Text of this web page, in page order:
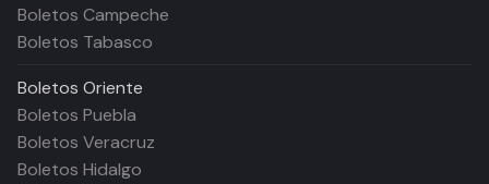
Boletos Campeche
Boletos Tabasco
Boletos Oriente
Boletos Puebla
Boletos Veracruz
Boletos Hidalgo